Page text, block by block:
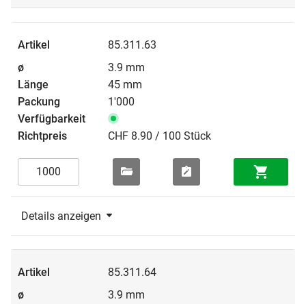
85.311.63
3.9 mm
45 mm
1'000
CHF 8.90 / 100 Stück
Details anzeigen
85.311.64
3.9 mm